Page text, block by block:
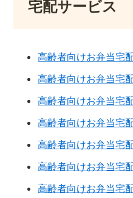
宅配サービス
高齢者向けお弁当宅
高齢者向けお弁当宅
高齢者向けお弁当宅
高齢者向けお弁当宅
高齢者向けお弁当宅
高齢者向けお弁当宅
高齢者向けお弁当宅